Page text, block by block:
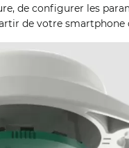
de configurer les
de votre